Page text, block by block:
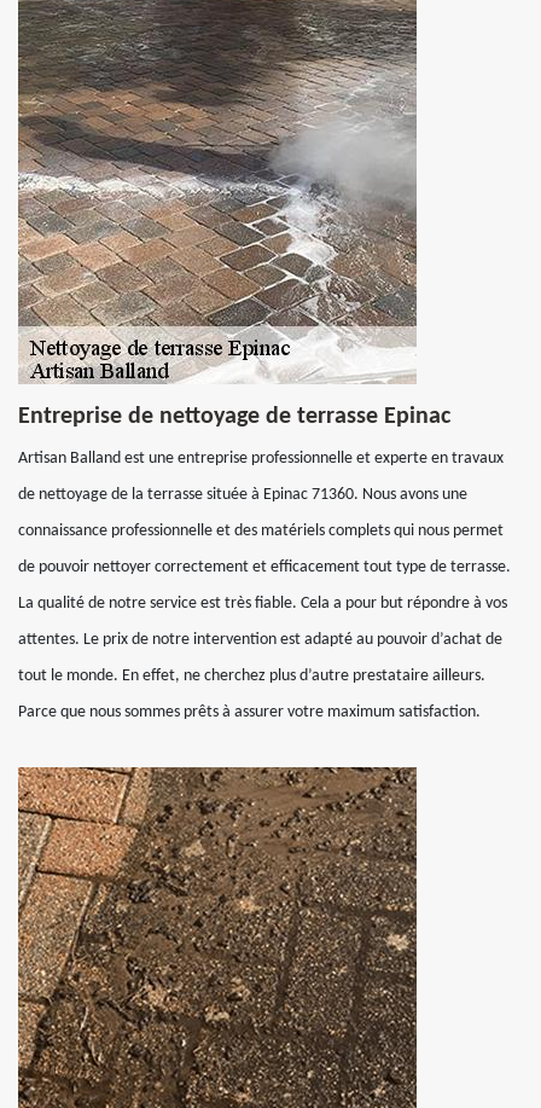
Entreprise de nettoyage de terrasse Epinac
Artisan Balland est une entreprise professionnelle et experte en travaux
de nettoyage de la terrasse située à Epinac 71360. Nous avons une
connaissance professionnelle et des matériels complets qui nous permet
de pouvoir nettoyer correctement et efficacement tout type de terrasse.
La qualité de notre service est très fiable. Cela a pour but répondre à vos
attentes. Le prix de notre intervention est adapté au pouvoir d’achat de
tout le monde. En effet, ne cherchez plus d’autre prestataire ailleurs.
Parce que nous sommes prêts à assurer votre maximum satisfaction.